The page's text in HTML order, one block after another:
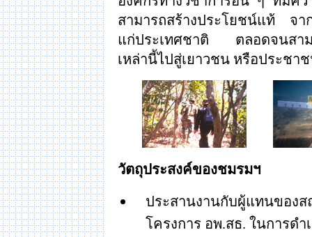
สามารถสร้างประโยชน์แท้ จา
แก่ประเทศชาติ ตลอดจนสาม
เหล่านี้ไปสู่เยาวชน หรือประชา
วัตถุประสงค์ของชมรมฯ
ประสานงานกับผู้แทนของส
โครงการ อพ.สธ. ในการดำ